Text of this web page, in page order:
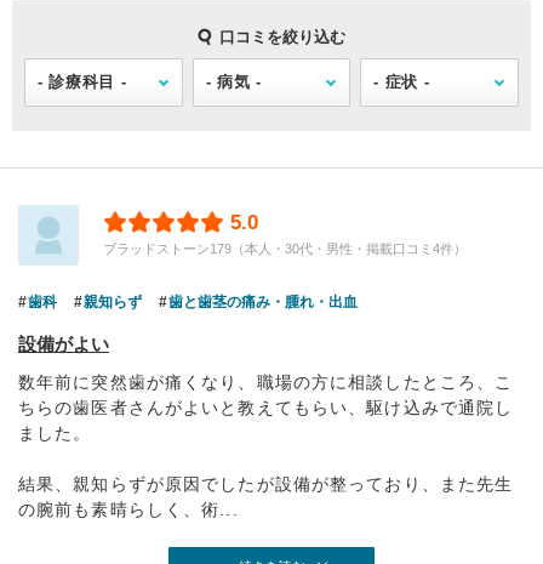
口コミを絞り込む
5.0
ブラッドストーン179（本人・30代・男性・掲載口コミ4件）
歯科 親知らず 歯と歯茎の痛み・腫れ・出血
設備がよい
数年前に突然歯が痛くなり、職場の方に相談したところ、こ
ちらの歯医者さんがよいと教えてもらい、駆け込みで通院し
ました。
結果、親知らずが原因でしたが設備が整っており、また先生
の腕前も素晴らしく、術...